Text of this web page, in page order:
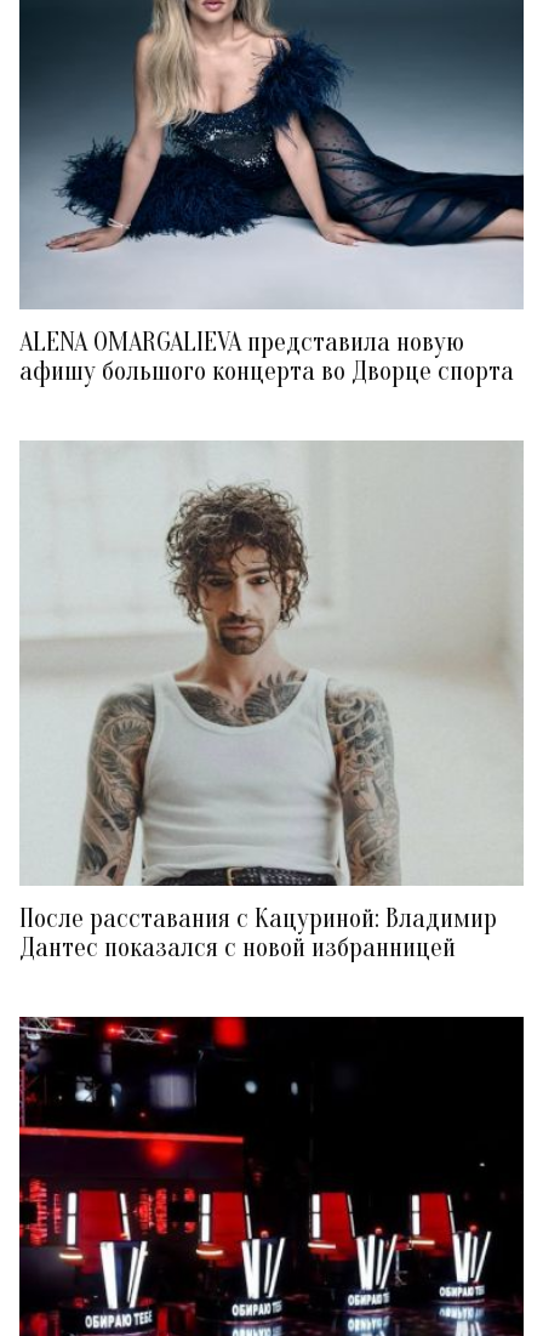
ALENA OMARGALIEVA представила новую
афишу большого концерта во Дворце спорта
После расставания с Кацуриной: Владимир
Дантес показался с новой избранницей